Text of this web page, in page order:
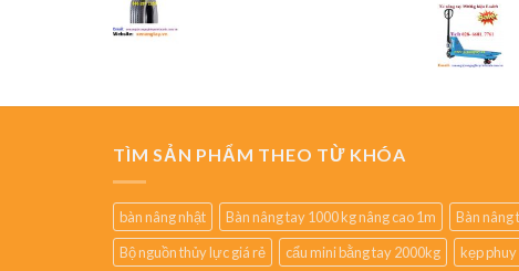
TÌM SẢN PHẨM THEO TỪ KHÓA
bàn nâng nhật Bàn nâng tay 1000 kg nâng cao 1m Bàn nâng
Bộ nguồn thủy lực giá rẻ
cẩu mini bằng tay 2000kg kẹp phuy